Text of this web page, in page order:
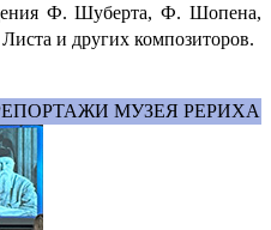
Ф. Шуберта, Ф. Шопена,
и других композиторов.
МУЗЕЯ РЕРИХА